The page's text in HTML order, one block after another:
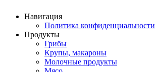
Навигация
Политика конфиденциальности
Продукты
Грибы
Крупы, макароны
Молочные продукты